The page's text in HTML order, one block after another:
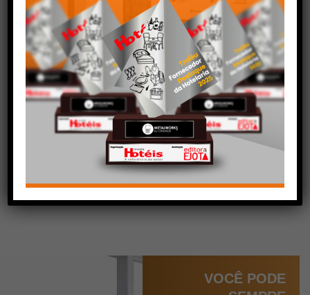
TOALHEIRO 60CM
BARI CROMADO
Toalheiro 60cm Bari Metalworks
07.BR04.CR
Ver mais +
TOALHEIRO DUPLO
60CM BARI CROMADO
Toalheiro Duplo 60cm Bari
Metalworks 09.BR02.CR
Ver mais
VOCÊ PODE